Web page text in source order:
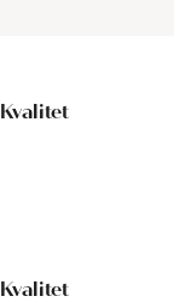
Kvalitet
Kvalitet